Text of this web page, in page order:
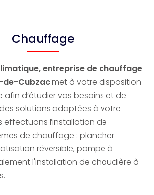
Chauffage
entreprise de chauffage
de-Cubzacmet à votre disposition
afin d’étudier vos besoins et de
solutions adaptées à votre
effectuons l’installation de
de chauffage : plancher
réversible, pompe à
l'installation de chaudière à